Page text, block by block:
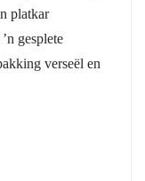
platkar
gesplete
verseël en